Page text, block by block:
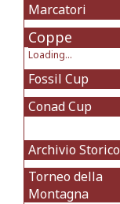
Marcatori
Coppe
Loading...
Fossil Cup
Conad Cup
Archivio Storico
Torneo della
Montagna